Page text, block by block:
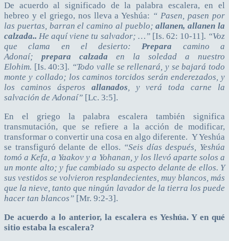
De acuerdo al significado de la palabra escalera, en el
hebreo y el griego, nos lleva a Yeshúa: “ Pasen, pasen por
las puertas, barran el camino al pueblo;allanen, allanen la
calzada.. He aquí viene tu salvador; …” [Is. 62: 10-11] . “Voz
que clama en el desierto:Prepara camino a
Adonaí; prepara calzada en la soledad a nuestro
Elohim. [Is. 40:3] . “Todo valle se rellenará, y se bajará todo
monte y collado; los caminos torcidos serán enderezados, y
los caminos ásperos allanados, y verá toda carne la
salvación de Adonaí” [Lc. 3:5].
En el griego la palabra escalera también significa
transmutación, que se refiere a la acción de modificar,
transformar o convertir una cosa en algo diferente. Y Yeshúa
se transfiguró delante de ellos. “Seis días después, Yeshúa
tomó a Kefa, a Yaakov y a Yohanan, y los llevó aparte solos a
un monte alto; y fue cambiado su aspecto delante de ellos. Y
sus vestidos se volvieron resplandecientes, muy blancos, más
que la nieve, tanto que ningún lavador de la tierra los puede
hacer tan blancos” [Mr. 9:2-3].
De acuerdo a lo anterior, la escalera es Yeshúa. Y en qué
sitio estaba la escalera?